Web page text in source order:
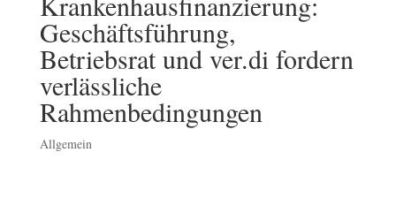
Geschäftsführung,
Betriebsrat und ver.di fordern
verlässliche
Rahmenbedingungen
Allgemein